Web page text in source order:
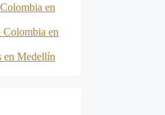
en
Colombia en
en Medellín